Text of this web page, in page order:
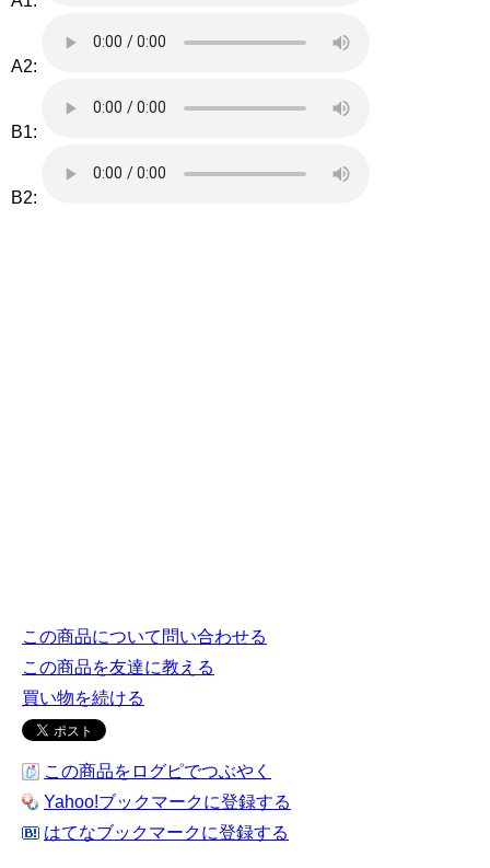
A2:
B1:
B2:
この商品について問い合わせる
この商品を友達に教える
買い物を続ける
この商品をログピでつぶやく
Yahoo!ブックマークに登録する
はてなブックマークに登録する